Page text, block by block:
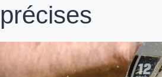
précises